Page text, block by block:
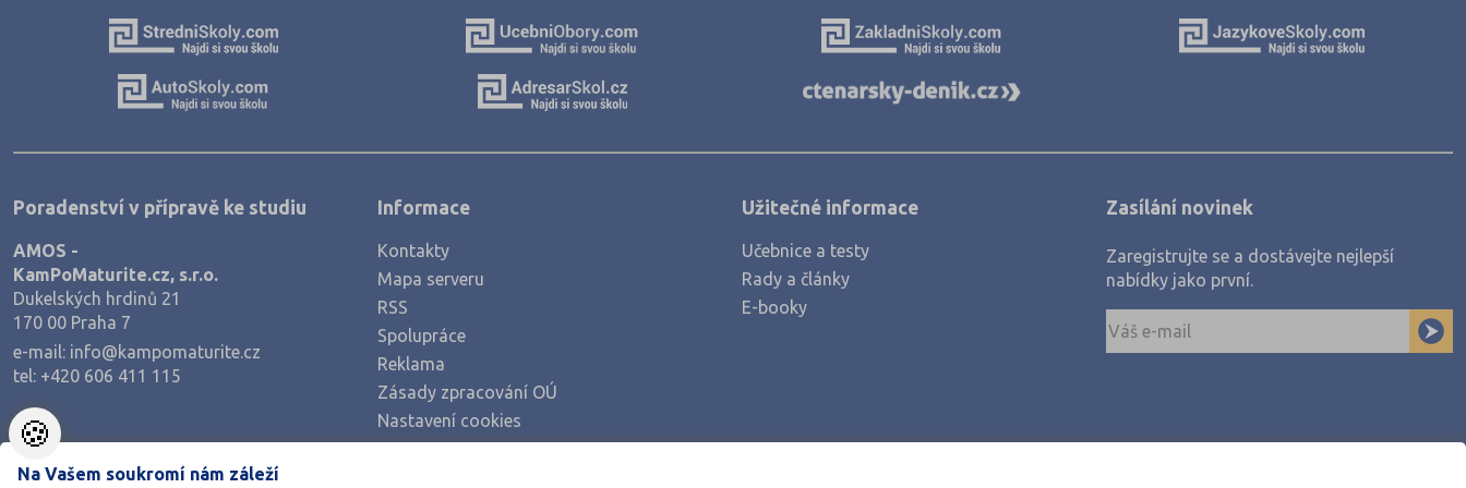
Klatovy (2)
Kolín (3)
Kroměříž (2)
Kutná Hora (3)
Ekologie a ochrana ŽP
Výroba a technologie potravin
Zemědělství a lesnictví
Hotelnictví, turismus, gastronomie
Zdravotnické obory
Pedagogika a sociální péče
Praktická škola
Šance na přijetí
Poradenství v přípravě ke studiu
AMOS -
KamPoMaturite.cz, s.r.o.
Dukelských hrdinů 21
170 00 Praha 7
e-mail: info@kampomaturite.cz
tel: +420 606 411 115
Informace
Kontakty
Mapa serveru
RSS
Spolupráce
Reklama
Zásady zpracování OÚ
Nastavení cookies
Užitečné informace
Učebnice a testy
Rady a články
E-booky
Zasílání novinek
Zaregistrujte se a dostávejte nejlepší
nabídky jako první.
🍪
Na Vašem soukromí nám záleží